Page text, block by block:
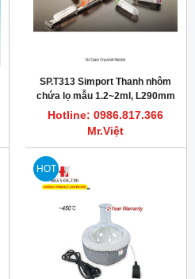
SP.T313 Simport Thanh nhôm
chứa lọ mẫu 1.2~2ml, L290mm
Hotline: 0986.817.366
Mr.Việt
HOT